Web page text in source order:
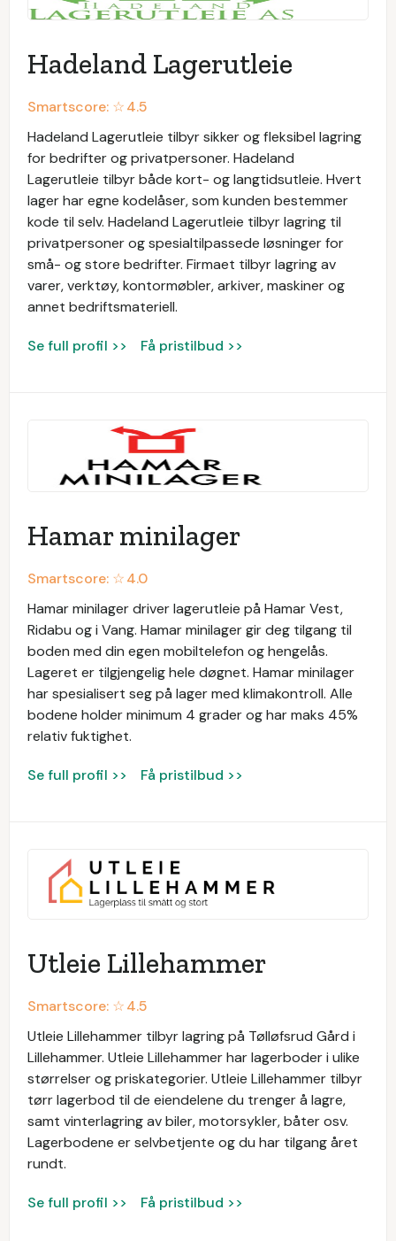
Hadeland Lagerutleie
Smartscore: ☆4.5
Hadeland Lagerutleie tilbyr sikker og fleksibel lagring
for bedrifter og privatpersoner. Hadeland
Lagerutleie tilbyr både kort- og langtidsutleie. Hvert
lager har egne kodelåser, som kunden bestemmer
kode til selv. Hadeland Lagerutleie tilbyr lagring til
privatpersoner og spesialtilpassede løsninger for
små- og store bedrifter. Firmaet tilbyr lagring av
varer, verktøy, kontormøbler, arkiver, maskiner og
annet bedriftsmateriell.
Se full profil >> Få pristilbud >>
Hamar minilager
Smartscore: ☆4.0
Hamar minilager driver lagerutleie på Hamar Vest,
Ridabu og i Vang. Hamar minilager gir deg tilgang til
boden med din egen mobiltelefon og hengelås.
Lageret er tilgjengelig hele døgnet. Hamar minilager
har spesialisert seg på lager med klimakontroll. Alle
bodene holder minimum 4 grader og har maks 45%
relativ fuktighet.
Se full profil >> Få pristilbud >>
Utleie Lillehammer
Smartscore: ☆4.5
Utleie Lillehammer tilbyr lagring på Tølløfsrud Gård i
Lillehammer. Utleie Lillehammer har lagerboder i ulike
størrelser og priskategorier. Utleie Lillehammer tilbyr
tørr lagerbod til de eiendelene du trenger å lagre,
samt vinterlagring av biler, motorsykler, båter osv.
Lagerbodene er selvbetjente og du har tilgang året
rundt.
Se full profil >> Få pristilbud >>